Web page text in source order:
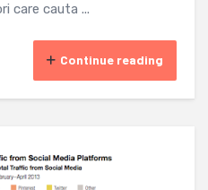
care cauta ...
Continue reading